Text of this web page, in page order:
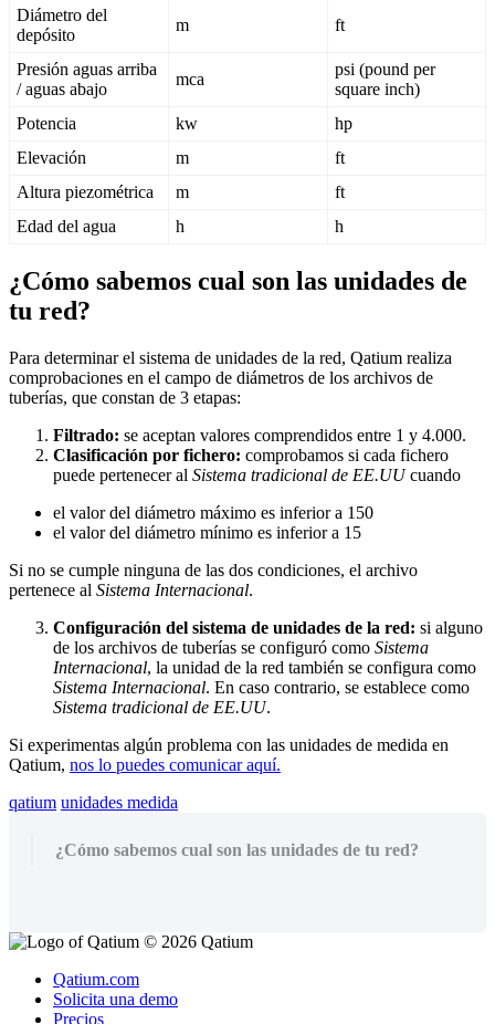
Diámetro del
depósito
m ft
Presión aguas arriba
/ aguas abajo
mca
psi (pound per
square inch)
Potencia
kw
hp
Elevación m
ft
Altura piezométrica m
ft
Edad del agua h h
¿Cómo sabemos cual son las unidades de
tu red?
Para determinar el sistema de unidades de la red, Qatium realiza
comprobaciones en el campo de diámetros de los archivos de
tuberías, que constan de 3 etapas:
Filtrado: se aceptan valores comprendidos entre 1 y 4.000.
Clasificación por fichero: comprobamos si cada fichero
puede pertenecer al Sistema tradicional de EE.UU cuando
el valor del diámetro máximo es inferior a 150
el valor del diámetro mínimo es inferior a 15
Si no se cumple ninguna de las dos condiciones, el archivo
pertenece al Sistema Internacional.
Configuración del sistema de unidades de la red: si alguno
de los archivos de tuberías se configuró como Sistema
Internacional, la unidad de la red también se configura como
Sistema Internacional. En caso contrario, se establece como
Sistema tradicional de EE.UU.
Si experimentas algún problema con las unidades de medida en
Qatium, nos lo puedes comunicar aquí.
qatium unidades medida
¿Cómo sabemos cual son las unidades de tu red?
© 2026 Qatium
Qatium.com
Solicita una demo
Precios